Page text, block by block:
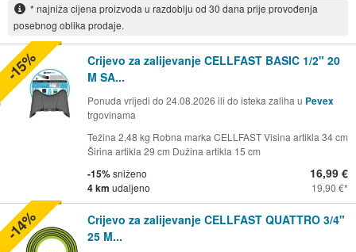
* najniža cijena proizvoda u razdoblju od 30 dana prije provođenja
posebnog oblika prodaje.
Crijevo za zalijevanje CELLFAST BASIC 1/2" 20
M SA...
Ponuda vrijedi do 24.08.2026 ili do isteka zaliha u Pevex
trgovinama
Težina 2,48 kg Robna marka CELLFAST Visina artikla 34 cm
Širina artikla 29 cm Dužina artikla 15 cm
-15%sniženo
4 km udaljeno
16,99 €
19,90 €
-15%
Crijevo za zalijevanje CELLFAST QUATTRO 3/4"
25 M...
-14%